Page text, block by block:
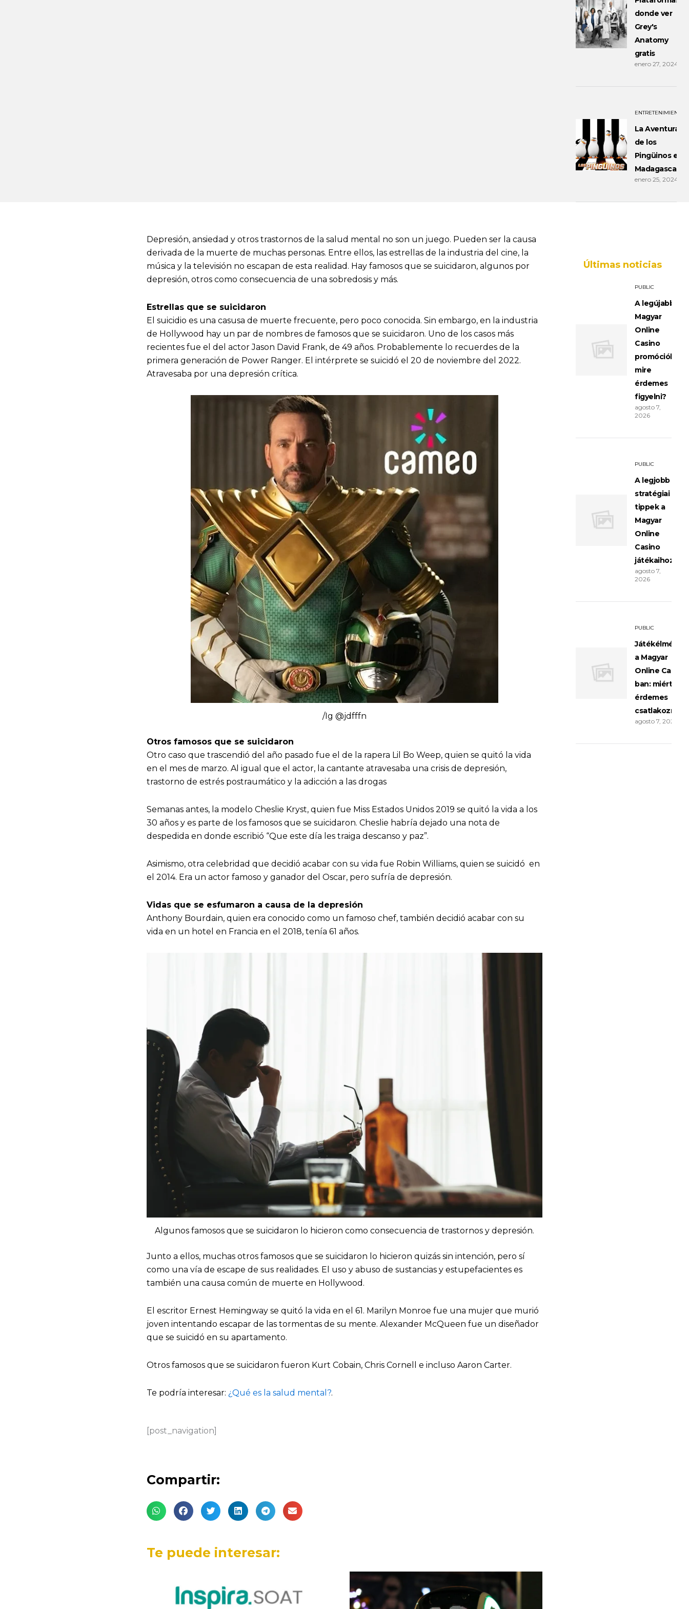
donde ver
Grey's
Anatomy
gratis
enero 27, 2024
ENTRETENIMIENTO
La Aventura
de los
Pingüinos en
Madagascar
enero 25, 2024
Depresión, ansiedad y otros trastornos de la salud mental no son un juego. Pueden ser la causa
derivada de la muerte de muchas personas. Entre ellos, las estrellas de la industria del cine, la
música y la televisión no escapan de esta realidad. Hay famosos que se suicidaron, algunos por
depresión, otros como consecuencia de una sobredosis y más.
Estrellas que se suicidaron
El suicidio es una casusa de muerte frecuente, pero poco conocida. Sin embargo, en la industria
de Hollywood hay un par de nombres de famosos que se suicidaron. Uno de los casos más
recientes fue el del actor Jason David Frank, de 49 años. Probablemente lo recuerdes de la
primera generación de Power Ranger. El intérprete se suicidó el 20 de noviembre del 2022.
Atravesaba por una depresión crítica.
/Ig @jdfffn
Otros famosos que se suicidaron
Otro caso que trascendió del año pasado fue el de la rapera Lil Bo Weep, quien se quitó la vida
en el mes de marzo. Al igual que el actor, la cantante atravesaba una crisis de depresión,
trastorno de estrés postraumático y la adicción a las drogas
Semanas antes, la modelo Cheslie Kryst, quien fue Miss Estados Unidos 2019 se quitó la vida a los
30 años y es parte de los famosos que se suicidaron. Cheslie habría dejado una nota de
despedida en donde escribió “Que este día les traiga descanso y paz”.
Asimismo, otra celebridad que decidió acabar con su vida fue Robin Williams, quien se suicidó en
el 2014. Era un actor famoso y ganador del Oscar, pero sufría de depresión.
Vidas que se esfumaron a causa de la depresión
Anthony Bourdain, quien era conocido como un famoso chef, también decidió acabar con su
vida en un hotel en Francia en el 2018, tenía 61 años.
Algunos famosos que se suicidaron lo hicieron como consecuencia de trastornos y depresión.
Junto a ellos, muchas otros famosos que se suicidaron lo hicieron quizás sin intención, pero sí
como una vía de escape de sus realidades. El uso y abuso de sustancias y estupefacientes es
también una causa común de muerte en Hollywood.
El escritor Ernest Hemingway se quitó la vida en el 61. Marilyn Monroe fue una mujer que murió
joven intentando escapar de las tormentas de su mente. Alexander McQueen fue un diseñador
que se suicidó en su apartamento.
Otros famosos que se suicidaron fueron Kurt Cobain, Chris Cornell e incluso Aaron Carter.
Te podría interesar: ¿Qué es la salud mental?.
[post_navigation]
Compartir:
Te puede interesar:
Últimas noticias
PUBLIC
A legújabb
Magyar
Online
Casino
promóciók:
mire
érdemes
figyelni?
agosto 7,
2026
PUBLIC
A legjobb
stratégiai
tippek a
Magyar
Online
Casino
játékaihoz
agosto 7,
2026
PUBLIC
a Magyar
Online Casino-
ban: miért
érdemes
csatlakozni?
agosto 7, 2026